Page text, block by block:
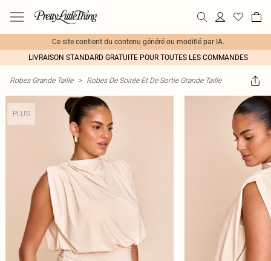
Ce site contient du contenu généré ou modifié par IA.
LIVRAISON STANDARD GRATUITE POUR TOUTES LES COMMANDES
Robes Grande Taille > Robes De Soirée Et De Sortie Grande Taille
PLUS